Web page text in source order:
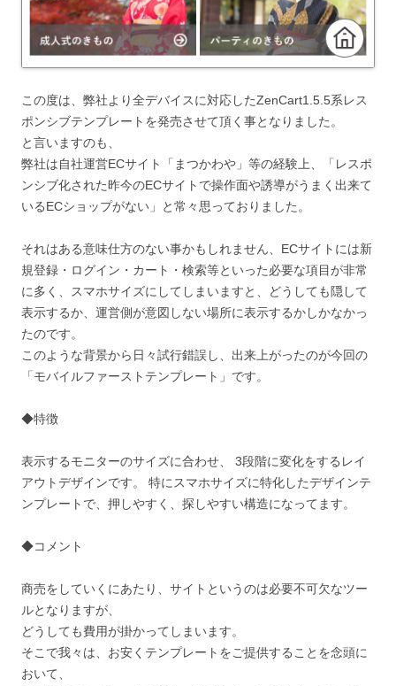
この度は、弊社より全デバイスに対応したZenCart1.5.5系レス
ポンシブテンプレートを発売させて頂く事となりました。
と言いますのも、
弊社は自社運営ECサイト「まつかわや」等の経験上、「レスポ
ンシブ化された昨今のECサイトで操作面や誘導がうまく出来て
いるECショップがない」と常々思っておりました。
それはある意味仕方のない事かもしれません、ECサイトには新
規登録・ログイン・カート・検索等といった必要な項目が非常
に多く、スマホサイズにしてしまいますと、どうしても隠して
表示するか、運営側が意図しない場所に表示するかしかなかっ
たのです。
このような背景から日々試行錯誤し、出来上がったのが今回の
「モバイルファーストテンプレート」です。
◆特徴
表示するモニターのサイズに合わせ、 3段階に変化をするレイ
アウトデザインです。 特にスマホサイズに特化したデザインテ
ンプレートで、押しやすく、探しやすい構造になってます。
◆コメント
商売をしていくにあたり、サイトというのは必要不可欠なツー
ルとなりますが、
どうしても費用が掛かってしまいます。
そこで我々は、お安くテンプレートをご提供することを念頭に
おいて、